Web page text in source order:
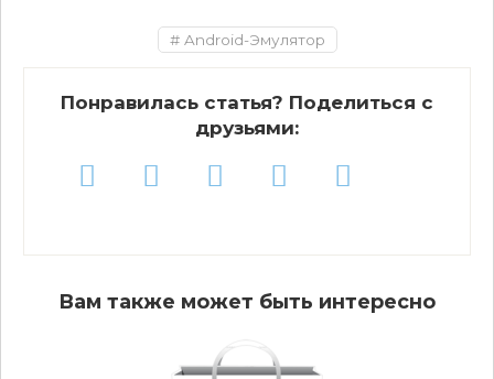
Android-Эмулятор
Понравилась статья? Поделиться с
друзьями:
Вам также может быть интересно